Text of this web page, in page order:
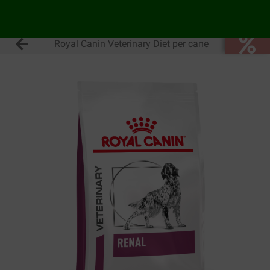
Royal Canin Veterinary Diet per cane